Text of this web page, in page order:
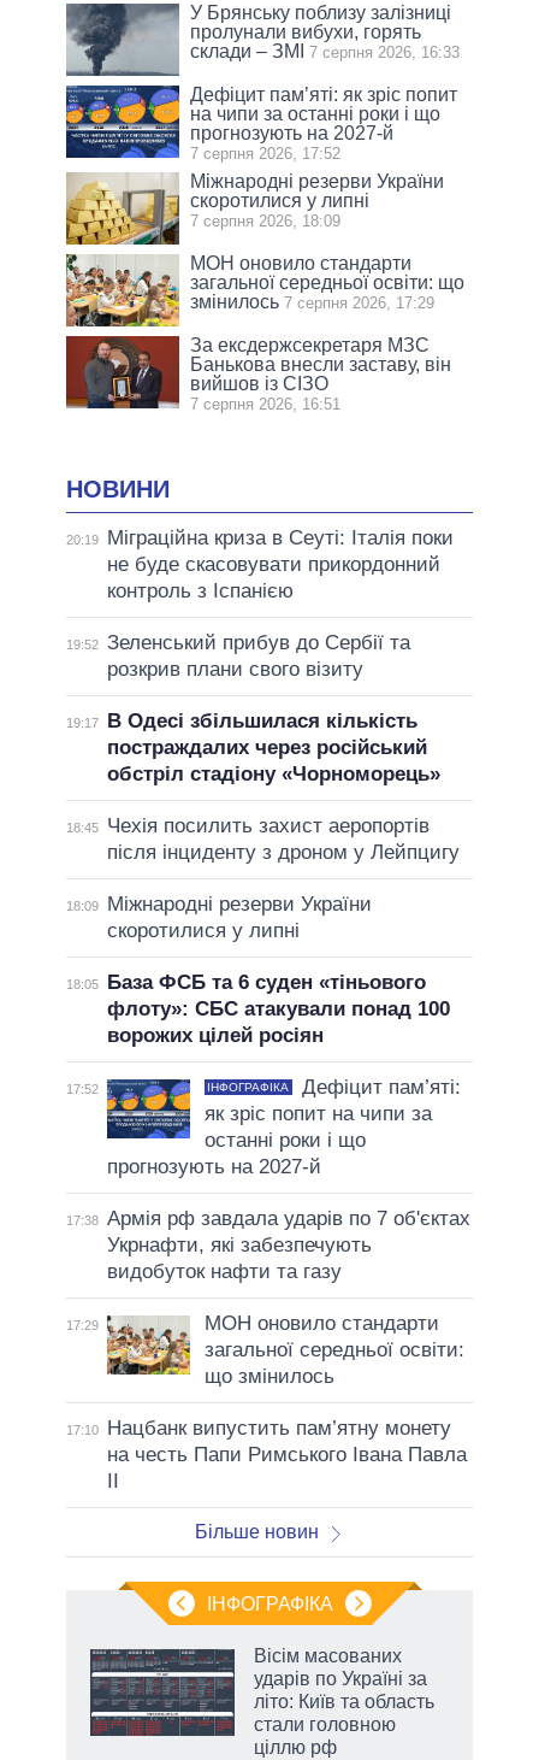
У Брянську поблизу залізниці
пролунали вибухи, горять
склади – ЗМІ
7 серпня 2026, 16:33
Дефіцит пам’яті: як зріс попит
на чипи за останні роки і що
прогнозують на 2027-й
7 серпня 2026, 17:52
Міжнародні резерви України
скоротилися у липні
7 серпня 2026, 18:09
МОН оновило стандарти
загальної середньої освіти: що
змінилось 7 серпня 2026, 17:29
За ексдержсекретаря МЗС
Банькова внесли заставу, він
вийшов із СІЗО
7 серпня 2026, 16:51
НОВИНИ
20:19
Міграційна криза в Сеуті: Італія поки
не буде скасовувати прикордонний
контроль з Іспанією
19:52 Зеленський прибув до Сербії та
розкрив плани свого візиту
19:17
В Одесі збільшилася кількість
постраждалих через російський
обстріл стадіону «Чорноморець»
18:45
Чехія посилить захист аеропортів
після інциденту з дроном у Лейпцигу
18:09
Міжнародні резерви України
скоротилися у липні
18:05
База ФСБ та 6 суден «тіньового
флоту»: СБС атакували понад 100
ворожих цілей росіян
17:52 ІНФОГРАФІКА
Дефіцит пам’яті:
як зріс попит на чипи за
останні роки і що
прогнозують на 2027-й
17:38 Армія рф завдала ударів по 7 об'єктах
Укрнафти, які забезпечують
видобуток нафти та газу
17:29
МОН оновило стандарти
загальної середньої освіти:
що змінилось
17:10
Нацбанк випустить пам’ятну монету
на честь Папи Римського Івана Павла
Більше новин
ІНФОГРАФІКА
Вісім масованих
ударів по Україні за
літо: Київ та область
стали головною
ціллю рф